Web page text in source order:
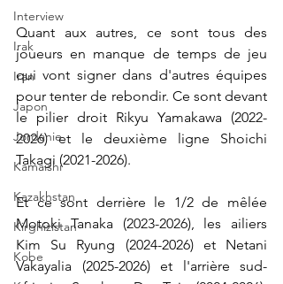
Interview
Irak
Iran
Japon
Jordanie
Kamaishi
Kazakhstan
Kirghizistan
Kobe
Quant aux autres, ce sont tous des
joueurs en manque de temps de jeu
qui vont signer dans d'autres équipes
pour tenter de rebondir. Ce sont devant
le pilier droit Rikyu Yamakawa (2022-
2026) et le deuxième ligne Shoichi
Takagi (2021-2026).
Motoki Tanaka (2023-2026), les ailiers
Kim Su Ryung (2024-2026) et Netani
Vakayalia (2025-2026) et l'arrière sud-